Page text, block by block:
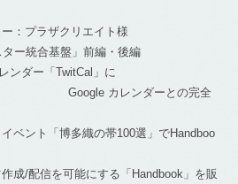
：プラザクリエイト様
統合基盤」前編・後編
ンダー「TwitCal」に
ンダーとの完全
ベント「博多織の帯100選」でHandboo
成/配信を可能にする「Handbook」を販